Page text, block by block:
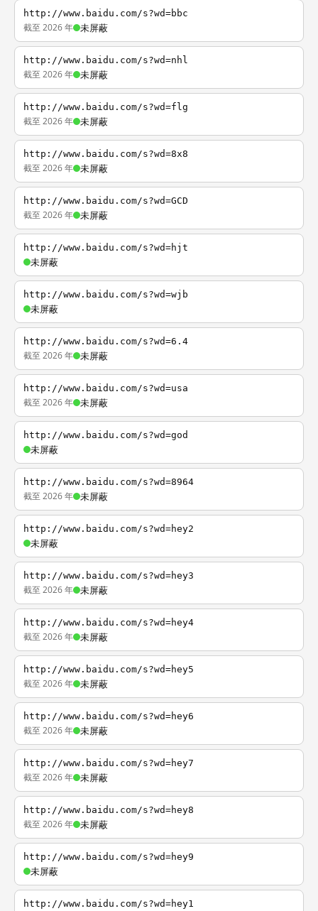
http://www.baidu.com/s?wd=bbc
截至 2026 年 未屏蔽
http://www.baidu.com/s?wd=nhl
截至 2026 年 未屏蔽
http://www.baidu.com/s?wd=flg
截至 2026 年 未屏蔽
http://www.baidu.com/s?wd=8x8
截至 2026 年 未屏蔽
http://www.baidu.com/s?wd=GCD
截至 2026 年 未屏蔽
http://www.baidu.com/s?wd=hjt
未屏蔽
http://www.baidu.com/s?wd=wjb
未屏蔽
http://www.baidu.com/s?wd=6.4
截至 2026 年 未屏蔽
http://www.baidu.com/s?wd=usa
截至 2026 年 未屏蔽
http://www.baidu.com/s?wd=god
未屏蔽
http://www.baidu.com/s?wd=8964
截至 2026 年 未屏蔽
http://www.baidu.com/s?wd=hey2
未屏蔽
http://www.baidu.com/s?wd=hey3
截至 2026 年 未屏蔽
http://www.baidu.com/s?wd=hey4
截至 2026 年 未屏蔽
http://www.baidu.com/s?wd=hey5
截至 2026 年 未屏蔽
http://www.baidu.com/s?wd=hey6
截至 2026 年 未屏蔽
http://www.baidu.com/s?wd=hey7
截至 2026 年 未屏蔽
http://www.baidu.com/s?wd=hey8
截至 2026 年 未屏蔽
http://www.baidu.com/s?wd=hey9
未屏蔽
http://www.baidu.com/s?wd=hey1